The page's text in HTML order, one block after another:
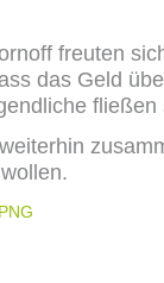
freuten
das Geld
fließen